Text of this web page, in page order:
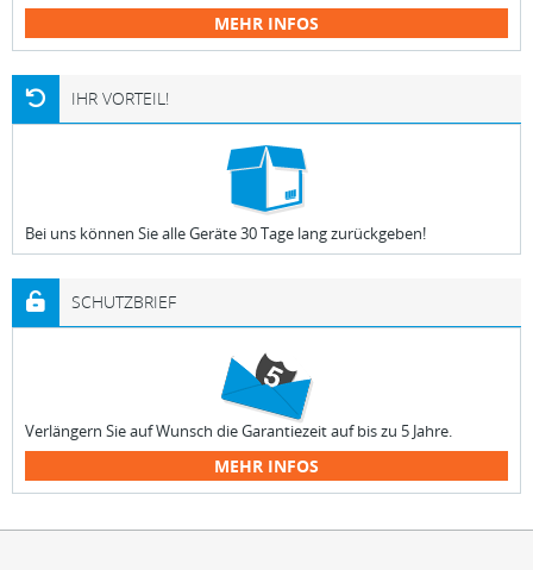
MEHR INFOS
IHR VORTEIL!
Bei uns können Sie alle Geräte 30 Tage lang zurückgeben!
SCHUTZBRIEF
Verlängern Sie auf Wunsch die Garantiezeit auf bis zu 5 Jahre.
MEHR INFOS